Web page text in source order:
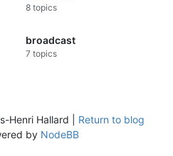
8 topics
broadcast
7 topics
Henri Hallard | Return to blog
by NodeBB